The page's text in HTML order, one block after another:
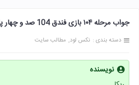
جواب مرحله ۱۰۴ بازی فندق 104 صد و چهار پاسخ
دسته بندی : نکس لود مطالب سایت
نویسنده